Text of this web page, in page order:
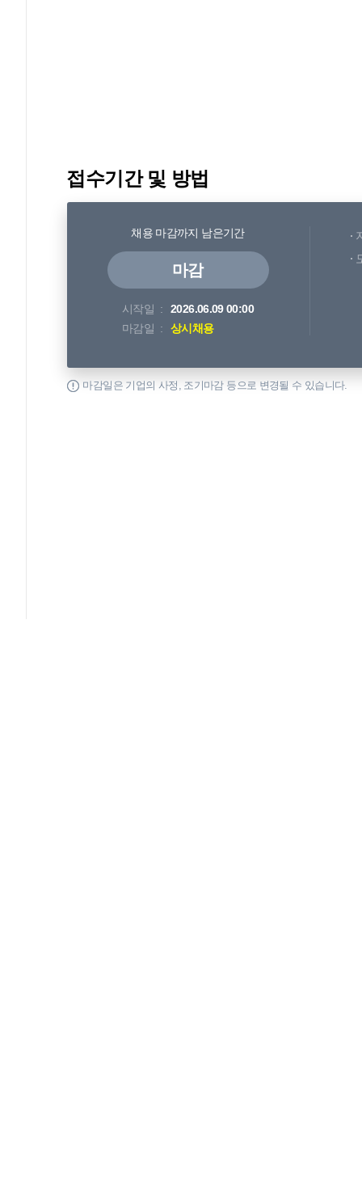
접수기간 및 방법
채용 마감까지 남은기간
마감
시작일
2026.06.09 00:00
마감일
상시채용
마감일은 기업의 사정, 조기마감 등으로 변경될 수 있습니다.